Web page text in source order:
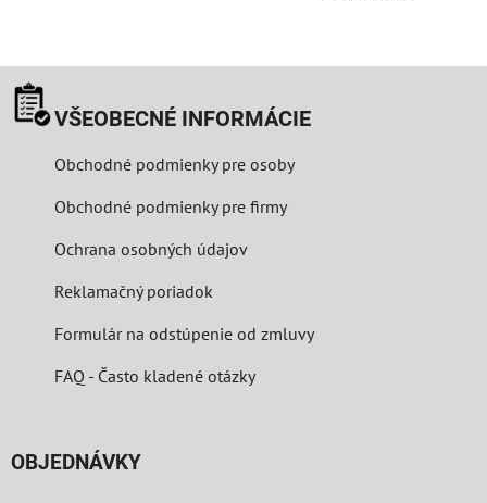
VŠEOBECNÉ INFORMÁCIE
Obchodné podmienky pre osoby
Obchodné podmienky pre firmy
Ochrana osobných údajov
Reklamačný poriadok
Formulár na odstúpenie od zmluvy
FAQ - Často kladené otázky
OBJEDNÁVKY